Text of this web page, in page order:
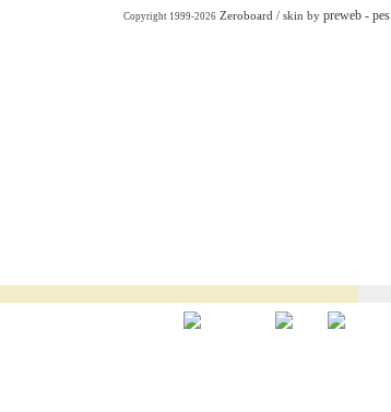
Copyright 1999-2026 Zeroboard / skin by preweb - pes